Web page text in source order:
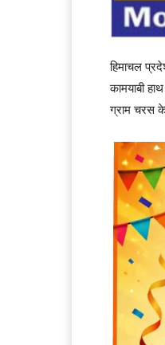
हिमाचल
कामयाबी
ग्राम चरस के